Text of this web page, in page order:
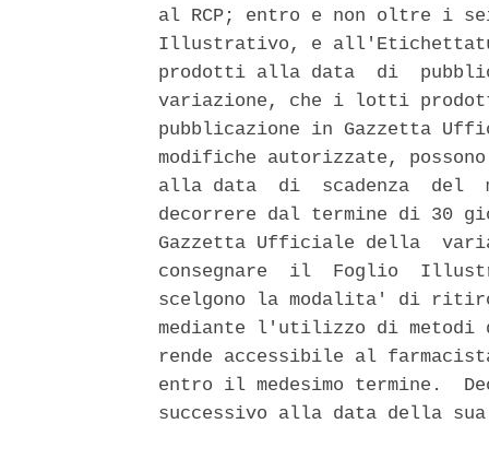
al RCP; entro e non oltre i
Illustrativo, e
prodotti alla data  di
variazione, che i lotti
pubblicazione in Gazzetta
modifiche autorizzate,
alla data  di  scadenza  del
decorrere dal termine di 30
Gazzetta Ufficiale della
consegnare  il  Foglio
scelgono la modalita' di
mediante l'utilizzo di
rende accessibile al
entro il medesimo termine.
successivo alla data della